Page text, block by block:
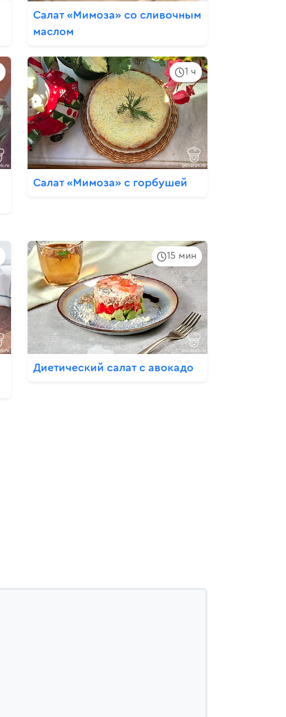
Салат «Мимоза» со сливочным
маслом
1 ч
Салат «Мимоза» с горбушей
15 мин
Диетический салат с авокадо